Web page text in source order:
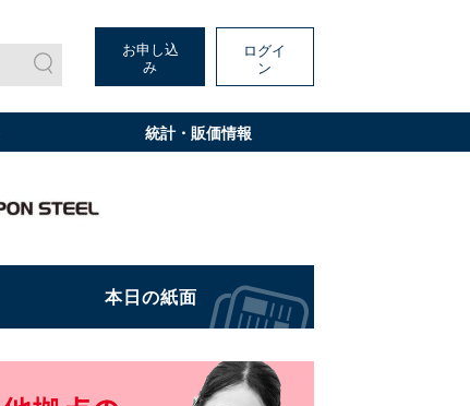
お申し込
み
ログイ
ン
統計・販価情報